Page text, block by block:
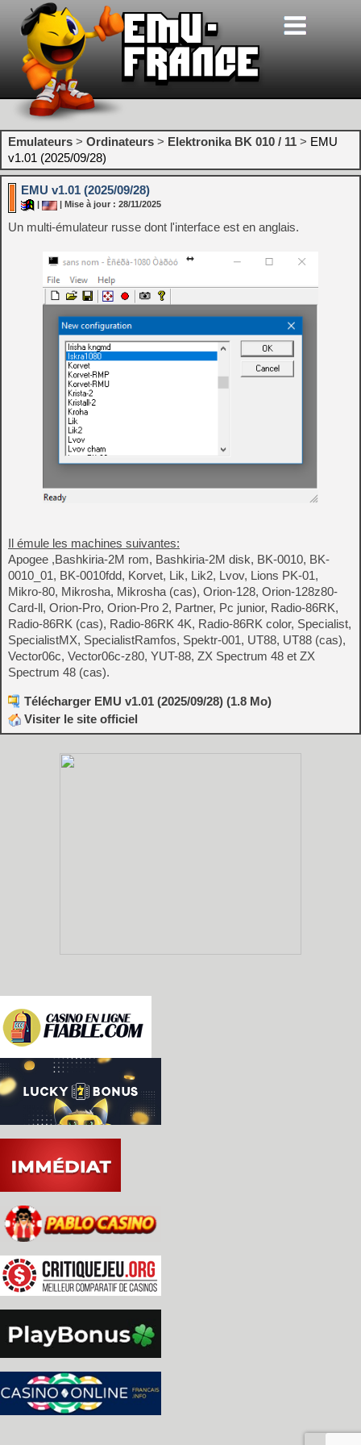
Emulateurs > Ordinateurs > Elektronika BK 010 / 11 > EMU
v1.01 (2025/09/28)
EMU v1.01 (2025/09/28)
| Mise à jour : 28/11/2025
Un multi-émulateur russe dont l'interface est en anglais.
Il émule les machines suivantes:
Apogee ,Bashkiria-2M rom, Bashkiria-2M disk, BK-0010, BK-
0010_01, BK-0010fdd, Korvet, Lik, Lik2, Lvov, Lions PK-01,
Mikro-80, Mikrosha, Mikrosha (cas), Orion-128, Orion-128z80-
Card-ll, Orion-Pro, Orion-Pro 2, Partner, Pc junior, Radio-86RK,
Radio-86RK (cas), Radio-86RK 4K, Radio-86RK color, Specialist,
SpecialistMX, SpecialistRamfos, Spektr-001, UT88, UT88 (cas),
Vector06c, Vector06c-z80, YUT-88, ZX Spectrum 48 et ZX
Spectrum 48 (cas).
Télécharger EMU v1.01 (2025/09/28) (1.8 Mo)
Visiter le site officiel